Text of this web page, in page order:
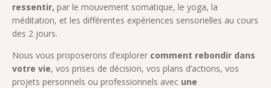
ressentir, par le mouvement somatique, le yoga, la
méditation, et les différentes expériences sensorielles au cours
des 2 jours.
Nous vous proposerons d’explorer comment rebondir dans
votre vie, vos prises de décision, vos plans d’actions, vos
projets personnels ou professionnels avec une